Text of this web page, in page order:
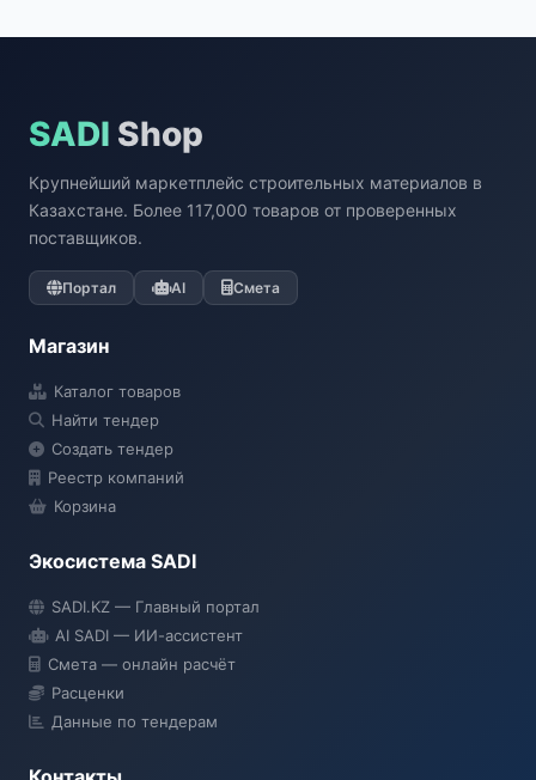
SADI Shop
Крупнейший маркетплейс строительных материалов в
Казахстане. Более 117,000 товаров от проверенных
поставщиков.
Портал AI Смета
Магазин
Каталог товаров
Найти тендер
Создать тендер
Реестр компаний
Корзина
Экосистема SADI
SADI.KZ — Главный портал
AI SADI — ИИ-ассистент
Смета — онлайн расчёт
Расценки
Данные по тендерам
● Подключение...